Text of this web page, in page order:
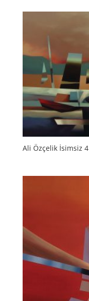
Ali Özçelik İsimsiz 4